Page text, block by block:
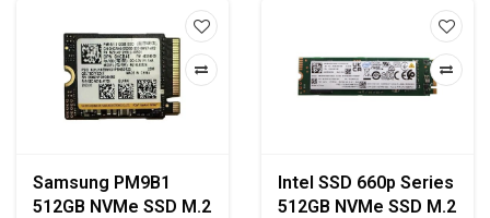
Samsung PM9B1
512GB NVMe SSD M.2
Intel SSD 660p Series
512GB NVMe SSD M.2